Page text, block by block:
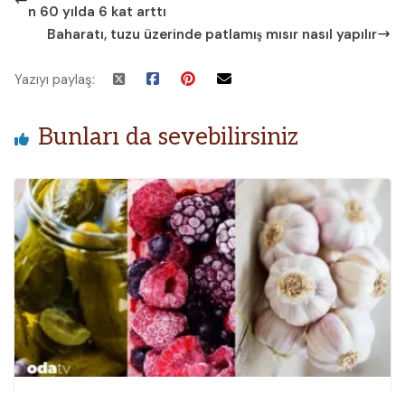
n 60 yılda 6 kat arttı
Baharatı, tuzu üzerinde patlamış mısır nasıl yapılır
Yazıyı paylaş:
Bunları da sevebilirsiniz